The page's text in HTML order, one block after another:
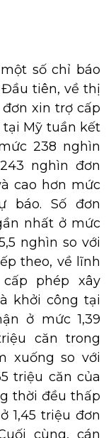
số chỉ báo
tiên, về thị
xin trợ cấp
Mỹ tuần kết
238 nghìn
nghìn đơn
cao hơn mức
báo. Số đơn
nhất ở mức
nghìn so với
theo, về lĩnh
phép xây
khởi công tại
ở mức 1,39
căn trong
xuống so với
triệu căn của
thời đều thấp
1,45 triệu đơn
cùng, cán